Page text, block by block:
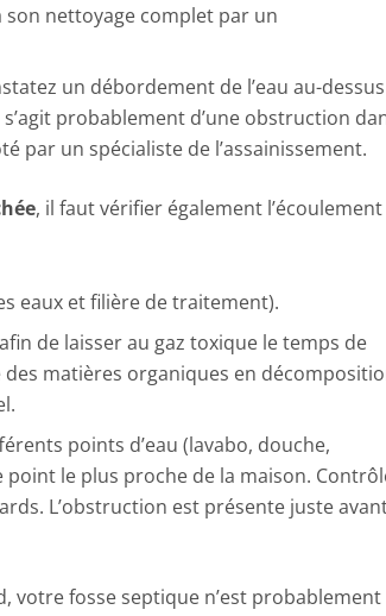
son nettoyage complet par un
un débordement de l’eau au-dessus
probablement d’une obstruction
par un spécialiste de l’assainissement.
, il faut vérifier également l’écoulement
eaux et filière de traitement).
de laisser au gaz toxique le temps de
des matières organiques en
points d’eau (lavabo, douche,
point le plus proche de la maison.
L’obstruction est présente juste
votre fosse septique n’est probablement